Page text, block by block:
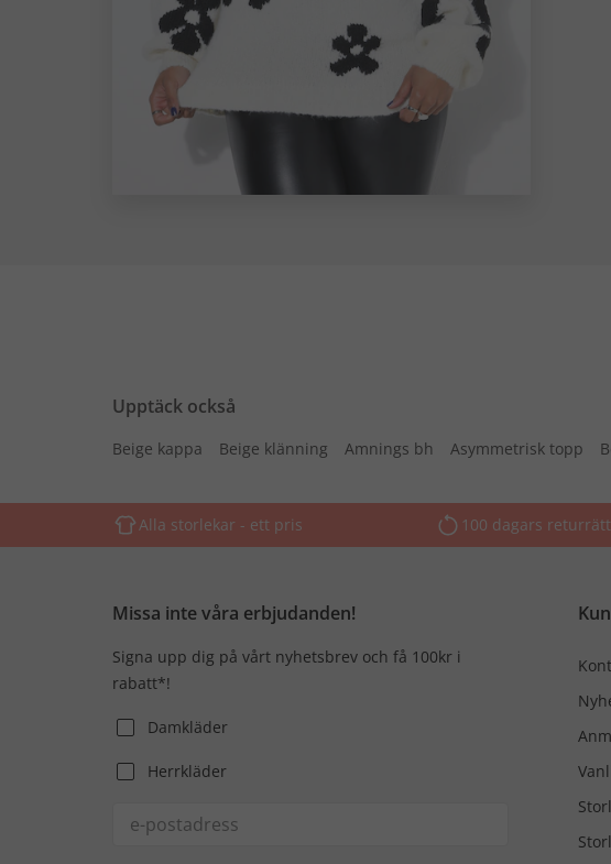
Upptäck också
Beige kappa Beige klänning Amnings bh Asymmetrisk topp
Alla storlekar - ett pris 100 dagars returrätt
Missa inte våra erbjudanden!
Signa upp dig på vårt nyhetsbrev och få 100kr i
rabatt*!
Damkläder
Herrkläder